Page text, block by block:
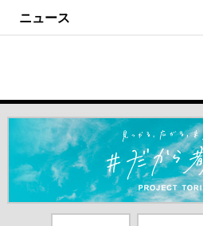
ニュース
＃だから都立高（別ウインドウが